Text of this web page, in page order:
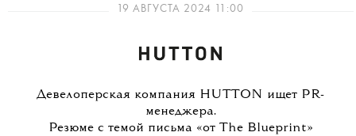
19 АВГУСТА 2024 11:00
Девелоперская компания HUTTON ищет PR-
менеджера.
Резюме с темой письма «от The Blueprint»